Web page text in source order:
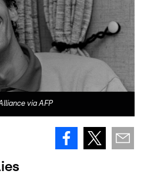
via AFP